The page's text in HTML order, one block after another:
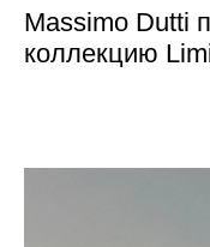
Massimo Dutti
коллекцию